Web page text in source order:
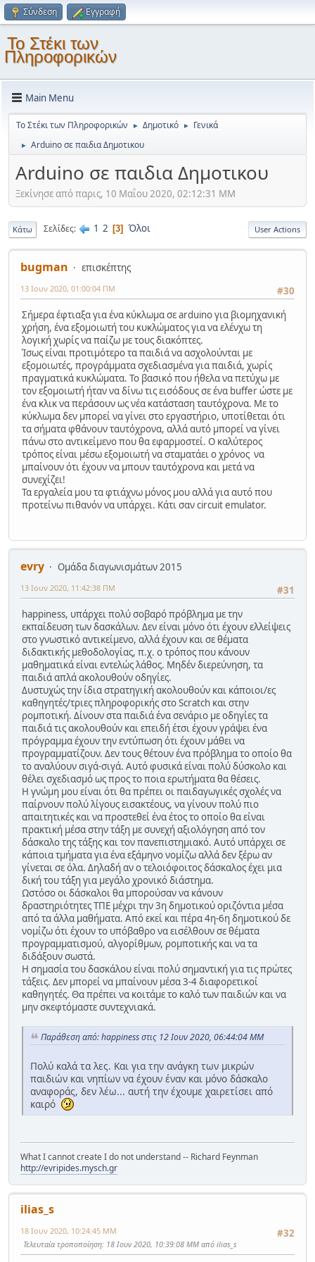
Σύνδεση Εγγραφή
Το Στέκι των
Πληροφορικών
Main Menu
Το Στέκι των Πληροφορικών ► Δημοτικό ► Γενικά
► Arduino σε παιδια Δημοτικου
Arduino σε παιδια Δημοτικου
Ξεκίνησε από παρις, 10 Μαΐου 2020, 02:12:31 ΜΜ
Κάτω Σελίδες 1 2 3 Όλοι User Actions
bugman
επισκέπτης
#30
13 Ιουν 2020, 01:00:04 ΠΜ
Σήμερα έφτιαξα για ένα κύκλωμα σε arduino για βιομηχανική
χρήση, ένα εξομοιωτή του κυκλώματος για να ελένχω τη
λογική χωρίς να παίζω με τους διακόπτες.
Ίσως είναι προτιμότερο τα παιδιά να ασχολούνται με
εξομοιωτές, προγράμματα σχεδιασμένα για παιδιά, χωρίς
πραγματικά κυκλώματα. Το βασικό που ήθελα να πετύχω με
τον εξομοιωτή ήταν να δίνω τις εισόδους σε ένα buffer ώστε με
ένα κλικ να περάσουν ως νέα κατάσταση ταυτόχρονα. Με το
κύκλωμα δεν μπορεί να γίνει στο εργαστήριο, υποτίθεται ότι
τα σήματα φθάνουν ταυτόχρονα, αλλά αυτό μπορεί να γίνει
πάνω στο αντικείμενο που θα εφαρμοστεί. Ο καλύτερος
τρόπος είναι μέσω εξομοιωτή να σταματάει ο χρόνος να
μπαίνουν ότι έχουν να μπουν ταυτόχρονα και μετά να
συνεχίζει!
Τα εργαλεία μου τα φτιάχνω μόνος μου αλλά για αυτό που
προτείνω πιθανόν να υπάρχει. Κάτι σαν circuit emulator.
evry
Ομάδα διαγωνισμάτων 2015
#31
13 Ιουν 2020, 11:42:38 ΠΜ
happiness, υπάρχει πολύ σοβαρό πρόβλημα με την
εκπαίδευση των δασκάλων. Δεν είναι μόνο ότι έχουν ελλείψεις
στο γνωστικό αντικείμενο, αλλά έχουν και σε θέματα
διδακτικής μεθοδολογίας, π.χ. ο τρόπος που κάνουν
μαθηματικά είναι εντελώς λάθος. Μηδέν διερεύνηση, τα
παιδιά απλά ακολουθούν οδηγίες.
Δυστυχώς την ίδια στρατηγική ακολουθούν και κάποιοι/ες
καθηγητές/τριες πληροφορικής στο Scratch και στην
ρομποτική. Δίνουν στα παιδιά ένα σενάριο με οδηγίες τα
παιδιά τις ακολουθούν και επειδή έτσι έχουν γράψει ένα
πρόγραμμα έχουν την εντύπωση ότι έχουν μάθει να
προγραμματίζουν. Δεν τους θέτουν ένα πρόβλημα το οποίο θα
το αναλύουν σιγά-σιγά. Αυτό φυσικά είναι πολύ δύσκολο και
θέλει σχεδιασμό ως προς το ποια ερωτήματα θα θέσεις.
Η γνώμη μου είναι ότι θα πρέπει οι παιδαγωγικές σχολές να
παίρνουν πολύ λίγους εισακτέους, να γίνουν πολύ πιο
απαιτητικές και να προστεθεί ένα έτος το οποίο θα είναι
πρακτική μέσα στην τάξη με συνεχή αξιολόγηση από τον
δάσκαλο της τάξης και τον πανεπιστημιακό. Αυτό υπάρχει σε
κάποια τμήματα για ένα εξάμηνο νομίζω αλλά δεν ξέρω αν
γίνεται σε όλα. Δηλαδή αν ο τελοιόφοιτος δάσκαλος έχει μια
δική του τάξη για μεγάλο χρονικό διάστημα.
Ωστόσο οι δάσκαλοι θα μπορούσαν να κάνουν
δραστηριότητες ΤΠΕ μέχρι την 3η δημοτικού οριζόντια μέσα
από τα άλλα μαθήματα. Από εκεί και πέρα 4η-6η δημοτικού δε
νομίζω ότι έχουν το υπόβαθρο να εισέλθουν σε θέματα
προγραμματισμού, αλγορίθμων, ρομποτικής και να τα
διδάξουν σωστά.
Η σημασία του δασκάλου είναι πολύ σημαντική για τις πρώτες
τάξεις. Δεν μπορεί να μπαίνουν μέσα 3-4 διαφορετικοί
καθηγητές. Θα πρέπει να κοιτάμε το καλό των παιδιών και να
μην σκεφτόμαστε συντεχνιακά.
Παράθεση από: happiness στις 12 Ιουν 2020, 06:44:04 ΜΜ
Πολύ καλά τα λες. Και για την ανάγκη των μικρών
παιδιών και νηπίων να έχουν έναν και μόνο δάσκαλο
αναφοράς, δεν λέω... αυτή την έχουμε χαιρετίσει από
καιρό
What I cannot create I do not understand -- Richard Feynman
http://evripides.mysch.gr
ilias_s
#32
18 Ιουν 2020, 10:24:45 ΜΜ
Τελευταία τροποποίηση: 18 Ιουν 2020, 10:39:08 ΜΜ από ilias_s